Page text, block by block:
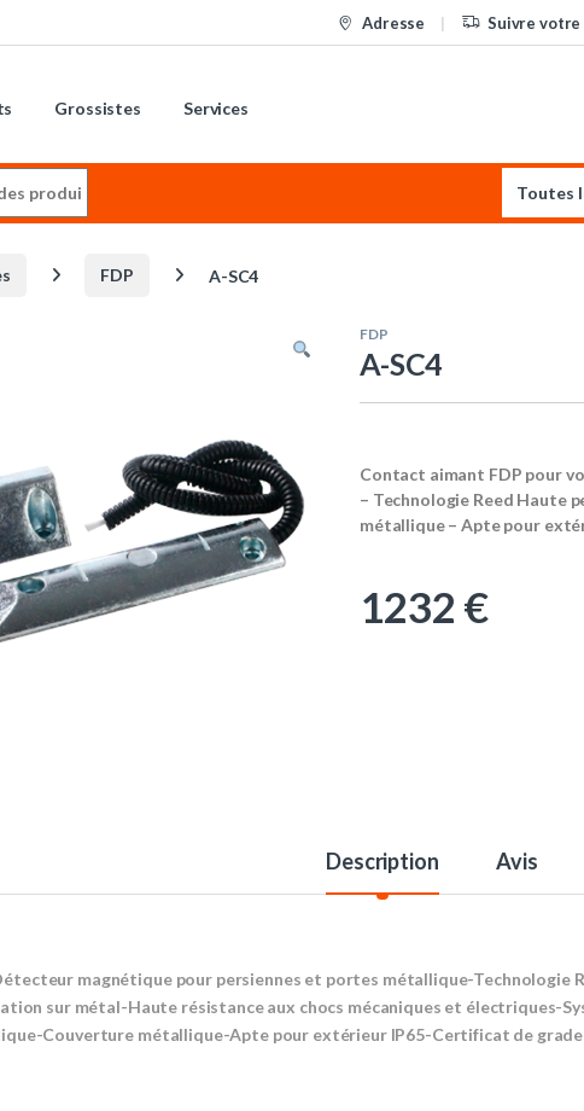
Adresse Suivre votre
Grossistes Services
FDP A-SC4
FDP
A-SC4
Contact aimant FDP pour
– Technologie Reed Haute
métallique – Apte pour
1232 €
Description Avis
magnétique pour persiennes et portes métallique-Technologie
sur métal-Haute résistance aux chocs mécaniques et électriques-
Couverture métallique-Apte pour extérieur IP65-Certificat de grade